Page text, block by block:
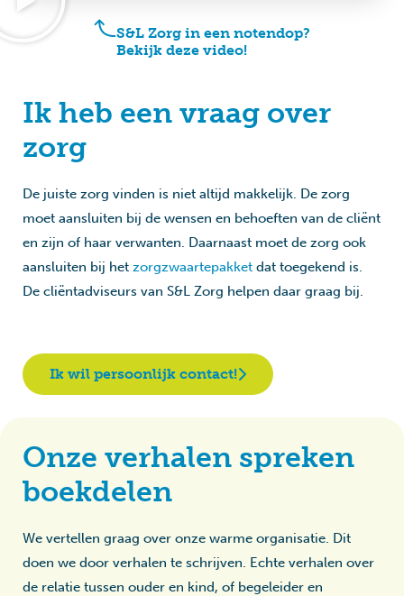
S&L Zorg in een notendop?
Bekijk deze video!
Ik heb een vraag over
zorg
De juiste zorg vinden is niet altijd makkelijk. De zorg
moet aansluiten bij de wensen en behoeften van de cliënt
en zijn of haar verwanten. Daarnaast moet de zorg ook
aansluiten bij het zorgzwaartepakket dat toegekend is.
De cliëntadviseurs van S&L Zorg helpen daar graag bij.
Ik wil persoonlijk contact!
Onze verhalen spreken
boekdelen
We vertellen graag over onze warme organisatie. Dit
doen we door verhalen te schrijven. Echte verhalen over
de relatie tussen ouder en kind, of begeleider en